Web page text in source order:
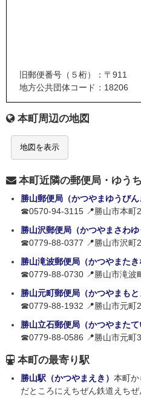
旧郵便番号（５桁）：〒911
地方公共団体コード：18206
本町周辺の地図
地図を表示
本町近隣の郵便局・ゆう
勝山郵便局（かつやまゆうびん
☎0570-94-3115 📍勝山市本町
勝山沢郵便局（かつやまさわゆ
☎0779-88-0377 📍勝山市沢町
勝山滝波郵便局（かつやまたき
☎0779-88-0730 📍勝山市滝波
勝山元町郵便局（かつやまもと
☎0779-88-1932 📍勝山市元町
勝山立石郵便局（かつやまたて
☎0779-88-0586 📍勝山市元町
本町の最寄り駅
勝山駅（かつやまえき） 本町
だところにえちぜん鉄道えち